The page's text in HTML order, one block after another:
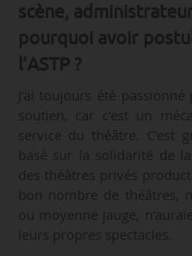
scène,
pourquoi avoir
l’ASTP ?
J’ai toujours été
soutien, car c’est un
service du théâtre. C’est
basé sur la solidarité de
des théâtres privés
bon nombre de théâtres,
ou moyenne jauge,
leurs propres spectacles.